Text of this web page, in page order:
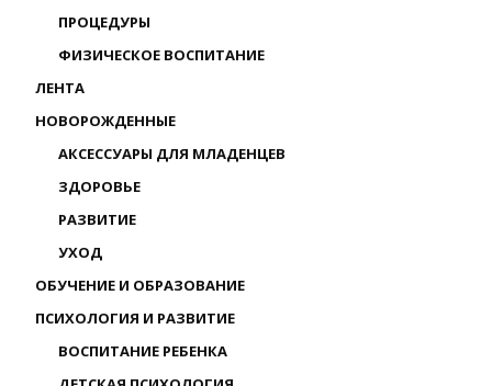
ПРОЦЕДУРЫ
ФИЗИЧЕСКОЕ ВОСПИТАНИЕ
ЛЕНТА
НОВОРОЖДЕННЫЕ
АКСЕССУАРЫ ДЛЯ МЛАДЕНЦЕВ
ЗДОРОВЬЕ
РАЗВИТИЕ
УХОД
ОБУЧЕНИЕ И ОБРАЗОВАНИЕ
ПСИХОЛОГИЯ И РАЗВИТИЕ
ВОСПИТАНИЕ РЕБЕНКА